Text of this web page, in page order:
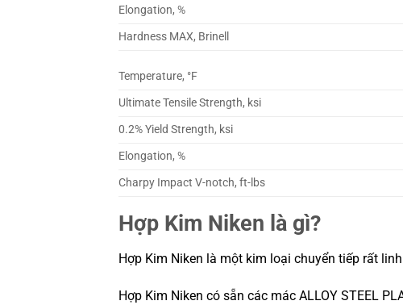
Elongation, %
Hardness MAX, Brinell
Temperature, °F
Ultimate Tensile Strength, ksi
0.2% Yield Strength, ksi
Elongation, %
Charpy Impact V-notch, ft-lbs
Hợp Kim Niken là gì?
Hợp Kim Niken là một kim loại chuyển tiếp rất
Hợp Kim Niken có sẵn các mác ALLOY STEEL